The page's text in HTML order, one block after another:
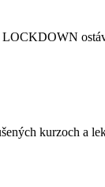
kurzoch a